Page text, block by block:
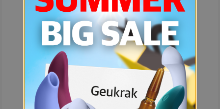
예상치 못한 에러입니다.